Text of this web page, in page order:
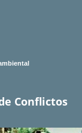
Conflictos